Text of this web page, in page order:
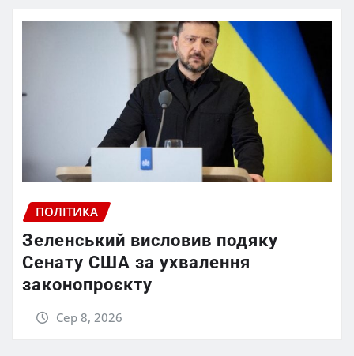
ПОЛІТИКА
Зеленський висловив подяку
Сенату США за ухвалення
законопроєкту
Сер 8, 2026